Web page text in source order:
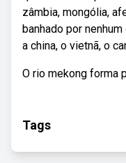
zâmbia, mongólia,
banhado por
a china, o vietnã, o
O rio mekong forma
Tags